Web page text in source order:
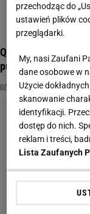
Quiz wiedzy ogólnej
punktacji?
DZIECI DZIEŃ MATKI MAMA
przechodząc do
ustawień plików
przeglądarki.
My, nasi Zaufani
dane osobowe w
Użycie
skanowanie
identyfikacji.
dostęp do nich.
reklam i treści,
Lista Zaufanych